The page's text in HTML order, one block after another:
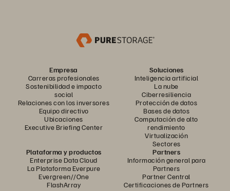
Empresa
Carreras profesionales
Sostenibilidad e impacto
social
Relaciones con los inversores
Equipo directivo
Ubicaciones
Executive Briefing Center
Soluciones
Inteligencia artificial
La nube
Ciberresiliencia
Protección de datos
Bases de datos
Computación de alto
rendimiento
Virtualización
Sectores
Plataforma y productos
Enterprise Data Cloud
La Plataforma Everpure
Evergreen//One
FlashArray
Partners
Información general para
Partners
Partner Central
Certificaciones de Partners